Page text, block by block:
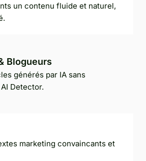
un contenu fluide et naturel,
Blogueurs
générés par IA sans
Detector.
marketing convaincants et